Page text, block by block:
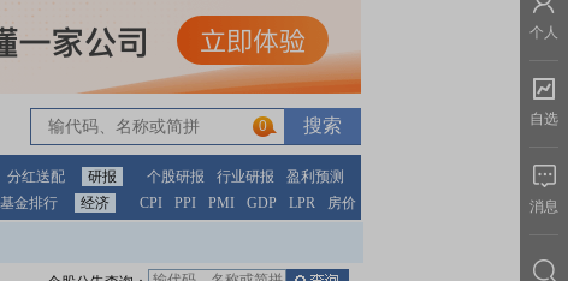
0
分红送配 研报 个股研报 行业研报
盈利预测
基金排行 经济 CPI PPI PMI GDP LPR 房价
个人
自选
消息